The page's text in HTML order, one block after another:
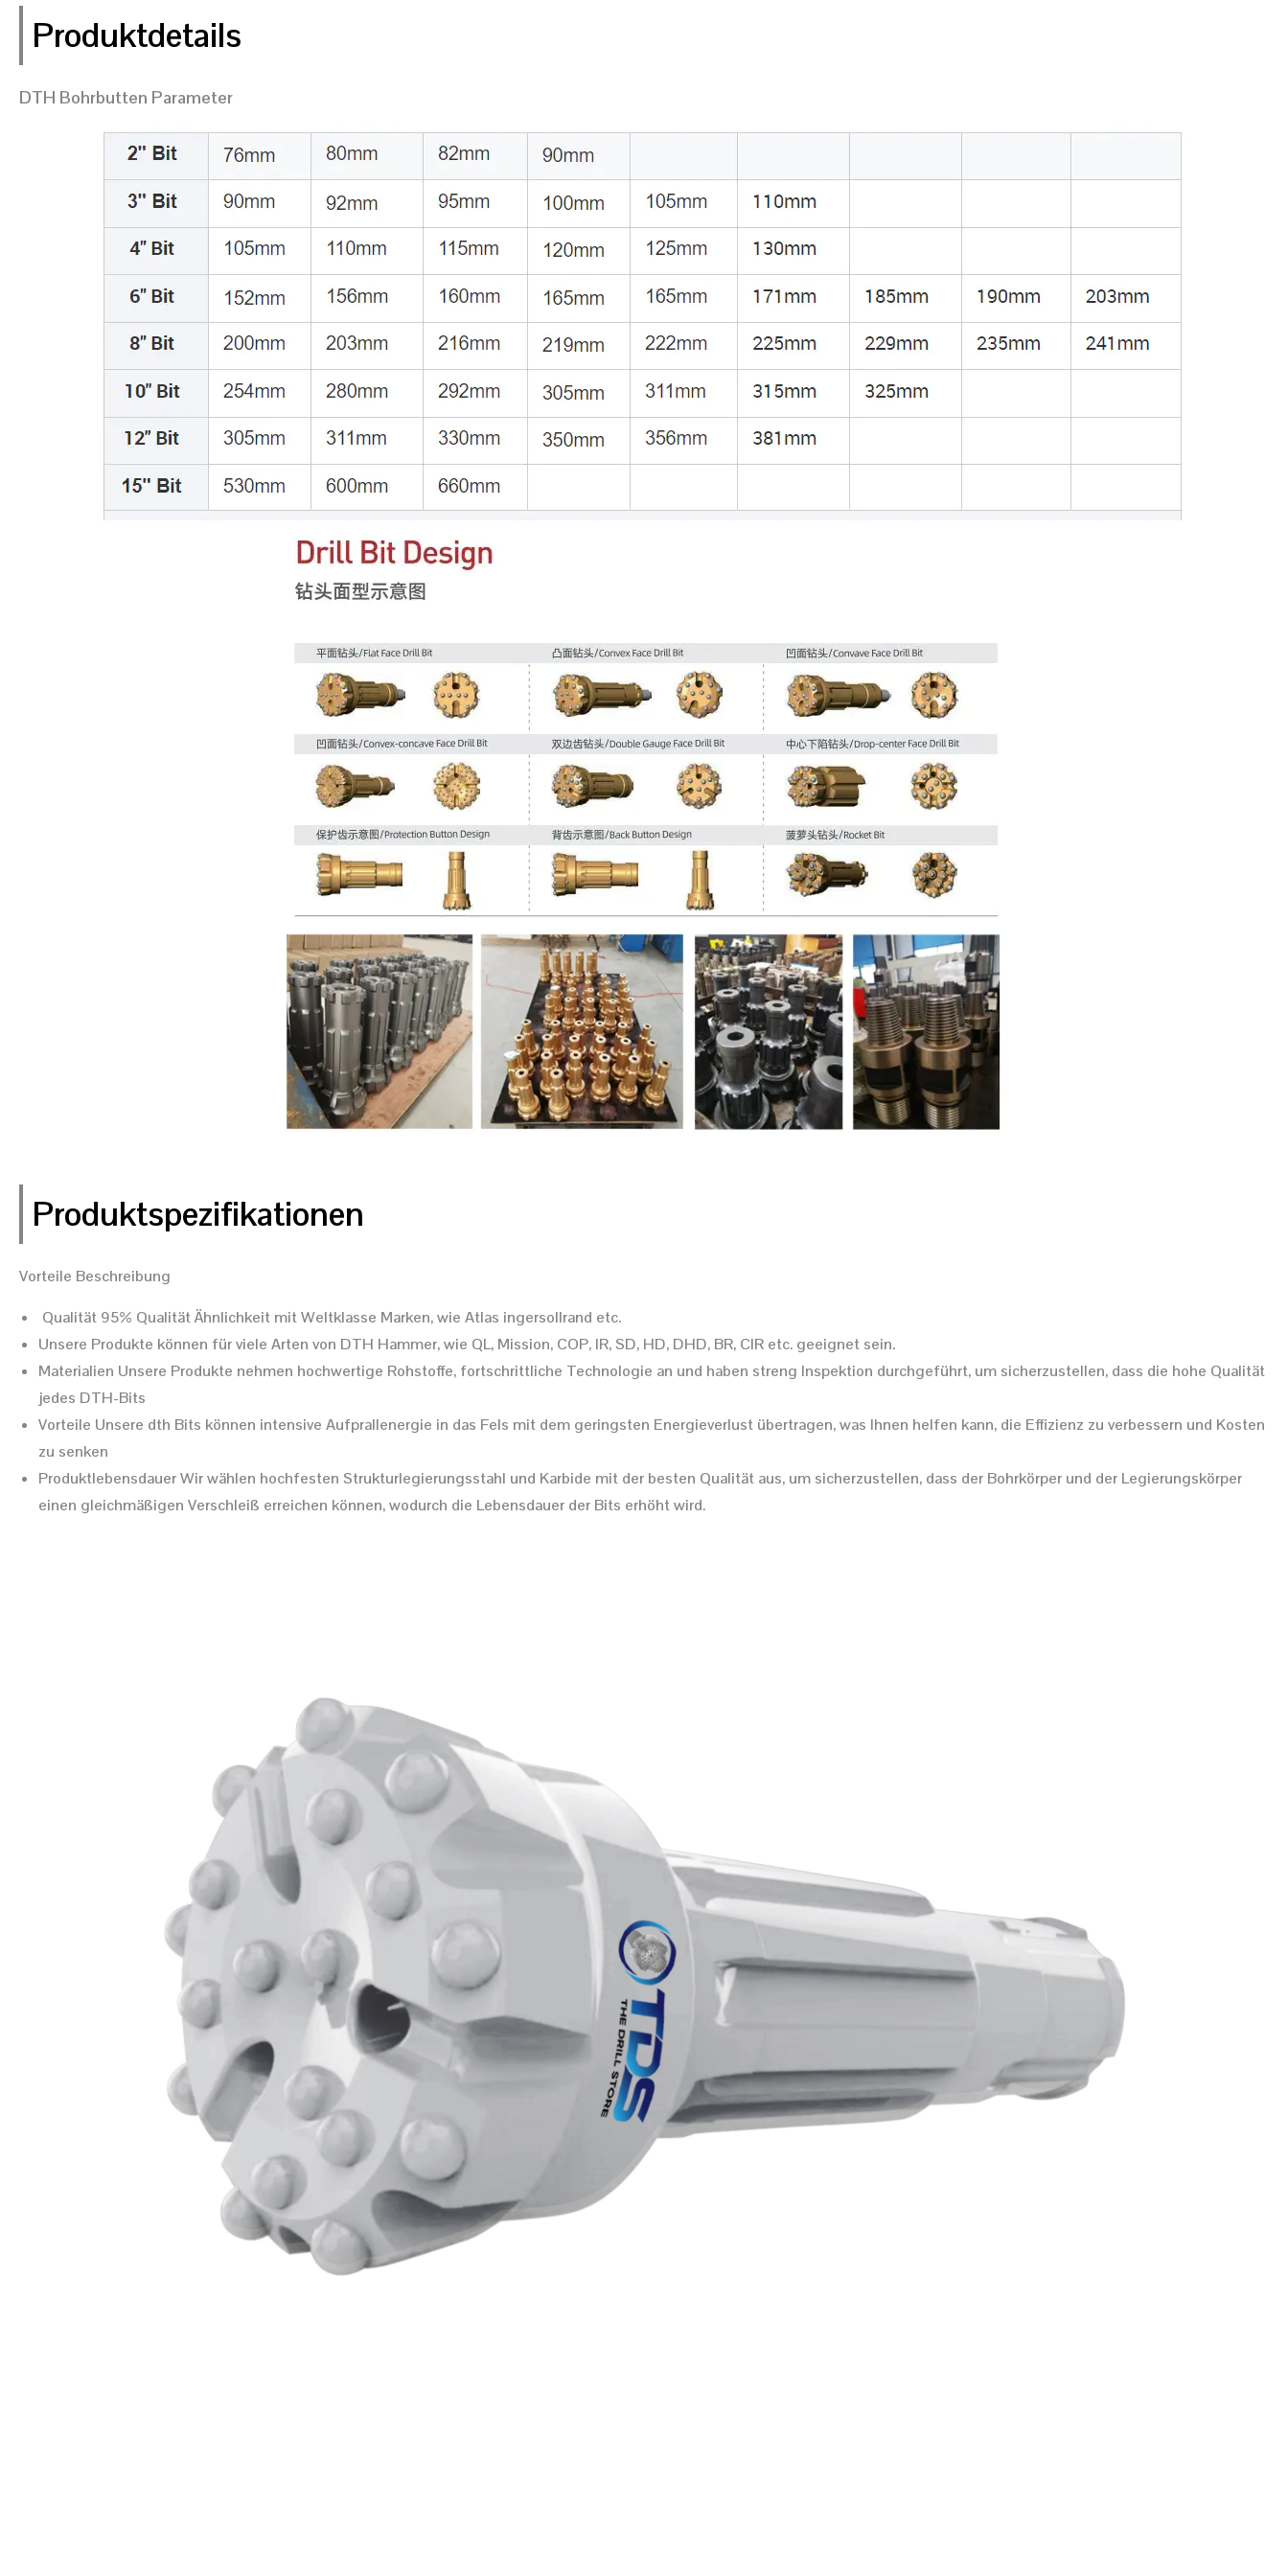
Produktdetails
DTH Bohrbutten Parameter
Produktspezifikationen
Vorteile Beschreibung
Qualität 95% Qualität Ähnlichkeit mit Weltklasse Marken, wie Atlas ingersollrand etc.
Unsere Produkte können für viele Arten von DTH Hammer, wie QL, Mission, COP, IR, SD, HD, DHD, BR, CIR etc. geeignet sein.
Materialien Unsere Produkte nehmen hochwertige Rohstoffe, fortschrittliche Technologie an und haben streng Inspektion durchgeführt, um sicherzustellen, dass die hohe Qualität
jedes DTH-Bits
Vorteile Unsere dth Bits können intensive Aufprallenergie in das Fels mit dem geringsten Energieverlust übertragen, was Ihnen helfen kann, die Effizienz zu verbessern und Kosten
zu senken
Produktlebensdauer Wir wählen hochfesten Strukturlegierungsstahl und Karbide mit der besten Qualität aus, um sicherzustellen, dass der Bohrkörper und der Legierungskörper
einen gleichmäßigen Verschleiß erreichen können, wodurch die Lebensdauer der Bits erhöht wird.